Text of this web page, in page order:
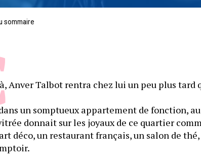
sommaire
Anver Talbot rentra chez lui un peu plus tard
un somptueux appartement de fonction,
donnait sur les joyaux de ce quartier
déco, un restaurant français, un salon de